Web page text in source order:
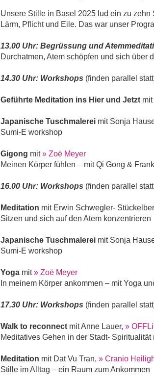
Unsere Stille in Basel 2025 lud ein zu
Lärm, Pflicht und Eile. Das war unser
13.00 Uhr: Begrüssung und
Durchatmen, Atem schöpfen und sich über
14.30 Uhr: Workshops (finden parallel
Geführte Meditation ins Hier und Jetzt mit
Japanische Tuschmalerei mit Sonja
Sumi-E workshop
Gigong mit» Zoë Meyer
Meinen Körper fühlen – mit Qi Gong &
16.00 Uhr: Workshops (finden parallel
Meditation mit Erwin Schwegler-
Sitzen und sich auf den Atem konzentrieren
Japanische Tuschmalerei mit Sonja
Sumi-E workshop
Yoga mit» Zoë Meyer
In meinem Körper ankommen – mit Yoga
17.30 Uhr: Workshops (finden parallel
Walk to reconnect mit Anne Lauer, »
Meditatives Gehen in der Stadt-
Meditation mit Dat Vu Tran, » Cranio
Stille im Alltag – ein Raum zum Ankommen